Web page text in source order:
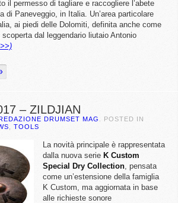
il permesso di tagliare e raccogliere l’abete
di Paneveggio, in Italia. Un’area particolare
ai piedi delle Dolomiti, definita anche come
scoperta dal leggendario liutaio Antonio
– ZILDJIAN
DRUMSET MAG
. POSTED IN
TOOLS
La novità principale è rappresentata
dalla nuova serie K Custom
Special Dry Collection, pensata
come un’estensione della famiglia
K Custom, ma aggiornata in base
alle richieste sonore